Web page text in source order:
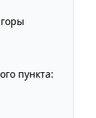
пункта: